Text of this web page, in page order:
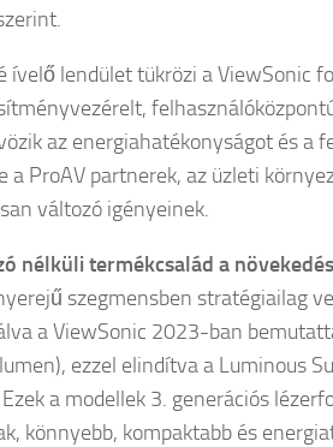
ívelő lendület tükrözi a ViewSonic
az energiahatékonyságot és a
a ProAV partnerek, az üzleti
változó igényeinek.
nélküli termékcsalád a
szegmensben stratégiailag
a ViewSonic 2023-ban
ezzel elindítva a Luminous
a modellek 3. generációs
könnyebb, kompaktabb és